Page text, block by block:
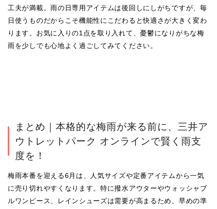
工夫が満載。雨の日専用アイテムは後回しにしがちですが、毎
日使うものだからこそ機能性にこだわると快適さが大きく変わ
ります。お気に入りの1点を取り入れて、憂鬱になりがちな梅
雨を少しでも心地よく過ごしてみてください。
まとめ｜本格的な梅雨が来る前に、三井ア
ウトレットパーク オンラインで賢く雨支
度を！
梅雨本番を迎える6月は、人気サイズや定番アイテムから一気
に売り切れやすくなります。特に撥水アウターやウォッシャブ
ルワンピース、レインシューズは需要が高まるため、早めの準